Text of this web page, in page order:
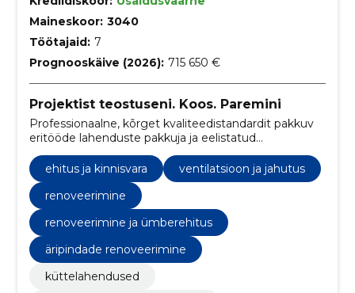
Maineskoor: 3040
Töötajaid: 7
Prognooskäive (2026): 715 650 €
Projektist teostuseni. Koos. Paremini
Professionaalne, kõrget kvaliteedistandardit pakkuv
eritööde lahenduste pakkuja ja eelistatud
ehitus ja kinnisvara
ventilatsioon ja jahutus
renoveerimine
renoveerimine ja ümberehitus
äripindade renoveerimine
küttelahendused